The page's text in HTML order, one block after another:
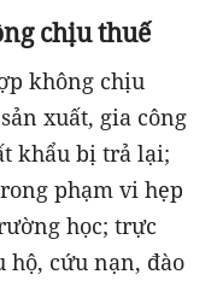
chịu thuế
không chịu
xuất, gia công
khẩu bị trả lại;
phạm vi hẹp
học; trực
hộ, cứu nạn, đào